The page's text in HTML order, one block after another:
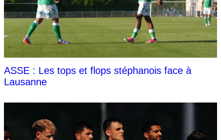
ASSE : Les tops et flops stéphanois face à
Lausanne